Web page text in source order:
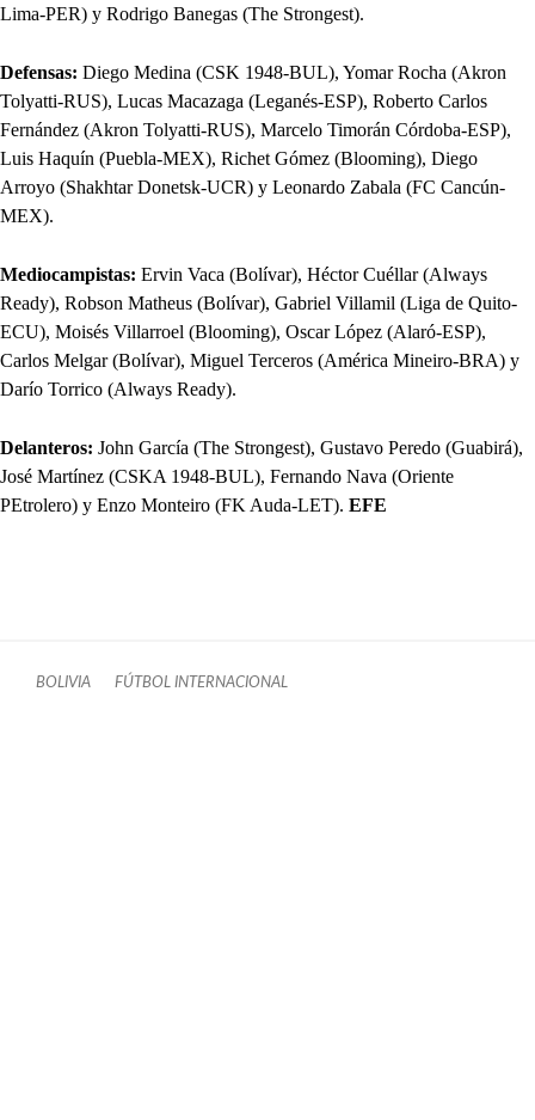
Lima-PER) y Rodrigo Banegas (The Strongest).
Defensas: Diego Medina (CSK 1948-BUL), Yomar Rocha (Akron
Tolyatti-RUS), Lucas Macazaga (Leganés-ESP), Roberto Carlos
Fernández (Akron Tolyatti-RUS), Marcelo Timorán Córdoba-ESP),
Luis Haquín (Puebla-MEX), Richet Gómez (Blooming), Diego
Arroyo (Shakhtar Donetsk-UCR) y Leonardo Zabala (FC Cancún-
MEX).
Mediocampistas: Ervin Vaca (Bolívar), Héctor Cuéllar (Always
Ready), Robson Matheus (Bolívar), Gabriel Villamil (Liga de Quito-
ECU), Moisés Villarroel (Blooming), Oscar López (Alaró-ESP),
Carlos Melgar (Bolívar), Miguel Terceros (América Mineiro-BRA) y
Darío Torrico (Always Ready).
Delanteros: John García (The Strongest), Gustavo Peredo (Guabirá),
José Martínez (CSKA 1948-BUL), Fernando Nava (Oriente
PEtrolero) y Enzo Monteiro (FK Auda-LET). EFE
BOLIVIA FÚTBOL INTERNACIONAL